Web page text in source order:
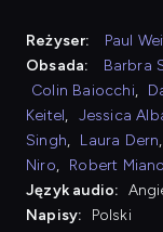
Reżyser:
Paul
Obsada:
Barbra
Colin Baiocchi,
Keitel, Jessica
Singh, Laura Dern,
Niro, Robert Miano
Język audio:
Napisy:
Polski